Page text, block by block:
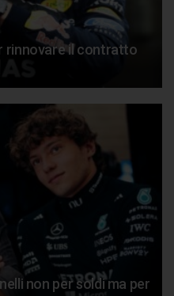
rinnovare il contratto
non per soldi ma per